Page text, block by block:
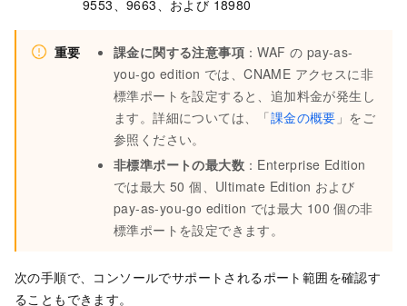
9553、9663、および 18980
重要 課金に関する注意事項 ：WAF の pay-as-
you-go edition では、CNAME アクセスに非
標準ポートを設定すると、追加料金が発生し
ます。詳細については、「課金の概要 」をご
参照ください。
非標準ポートの最大数 ：Enterprise Edition
では最大 50 個、Ultimate Edition および
pay-as-you-go edition では最大 100 個の非
標準ポートを設定できます。
次の手順で、コンソールでサポートされるポート範囲を確認す
ることもできます。